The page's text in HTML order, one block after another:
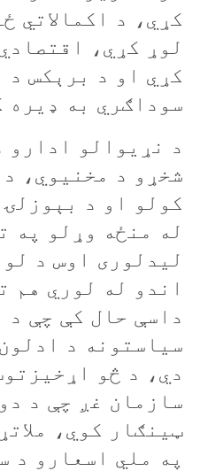
کړي، د اکمالاتي
لوړ کړي،
کړي او د برېکس د
سوداګري به ډيره
د نړيوالو ادارو
شخړو د مخنيوي،
کولو او د
له منځه وړلو په
ليدلوری اوس د
اندو له لوري هم
داسې حال کې چې د
سیاستونه د
دي، د څو
سازمان غږ چې د
ټينګار کوي،
په ملي اسعارو د